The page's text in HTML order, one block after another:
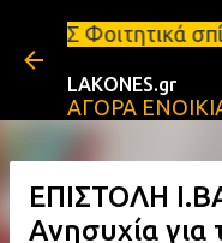
Μετάβαση
σπίτια προς
LAKONES.gr
ΑΓΟΡΑ
ΕΠΙΣΤΟΛΗ
Aνησυχία